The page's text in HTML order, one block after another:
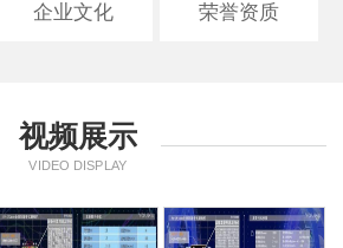
企业文化 荣誉资质
视频展示
VIDEO DISPLAY